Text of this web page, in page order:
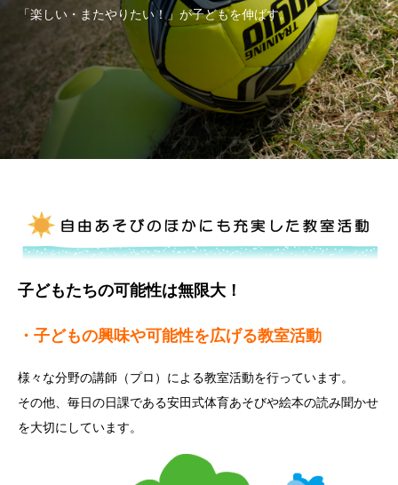
「楽しい・またやりたい！」が子どもを伸ばす。
子どもたちの可能性は無限大！
・子どもの興味や可能性を広げる教室活動
様々な分野の講師（プロ）による教室活動を行っています。
その他、毎日の日課である安田式体育あそびや絵本の読み聞かせ
を大切にしています。